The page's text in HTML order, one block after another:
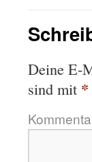
Deine E-
sind mit *